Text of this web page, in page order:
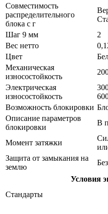
Совместимость
распределительного
блока с г
Шаг 9 мм
2
Вес нетто
Цвет
Механическая
износостойкость
Электрическая
износостойкость
Возможность блокировки
Описание параметров
блокировки
В
Момент затяжки
Защита от замыкания на
землю
Без
Условия
Стандарты